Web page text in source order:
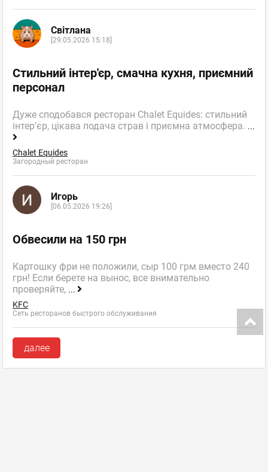
Світлана
[29.05.2026 15:18]
Стильний інтер'єр, смачна кухня, приємний
персонал
Дуже сподобався ресторан Chalet Equides: стильний
інтер’єр, цікава подача страв і приємна атмосфера. ...
Chalet Equides
Загородный ресторан
Игорь
[06.05.2026 19:26]
Обвесили на 150 грн
Картошку фри не положили, сыр 100 грм вместо 240
грн! Если берете на вынос, все внимательно
проверяйте, ...
KFC
Сеть ресторанов быстрого обслуживания
далее